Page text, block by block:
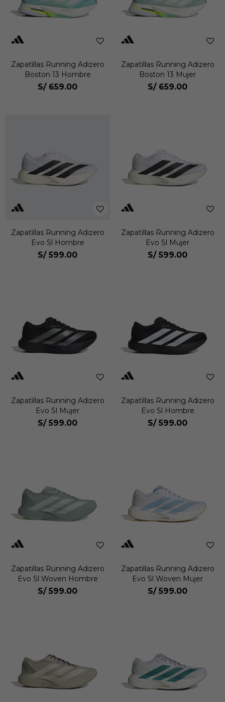
Zapatillas Running Adizero
Boston 13 Hombre
S/ 659.00
Zapatillas Running Adizero
Boston 13 Mujer
S/ 659.00
Zapatillas Running Adizero
Evo Sl Hombre
S/ 599.00
Zapatillas Running Adizero
Evo Sl Mujer
S/ 599.00
Zapatillas Running Adizero
Evo Sl Mujer
S/ 599.00
Zapatillas Running Adizero
Evo Sl Hombre
S/ 599.00
Zapatillas Running Adizero
Evo Sl Woven Hombre
S/ 599.00
Zapatillas Running Adizero
Evo Sl Woven Mujer
S/ 599.00